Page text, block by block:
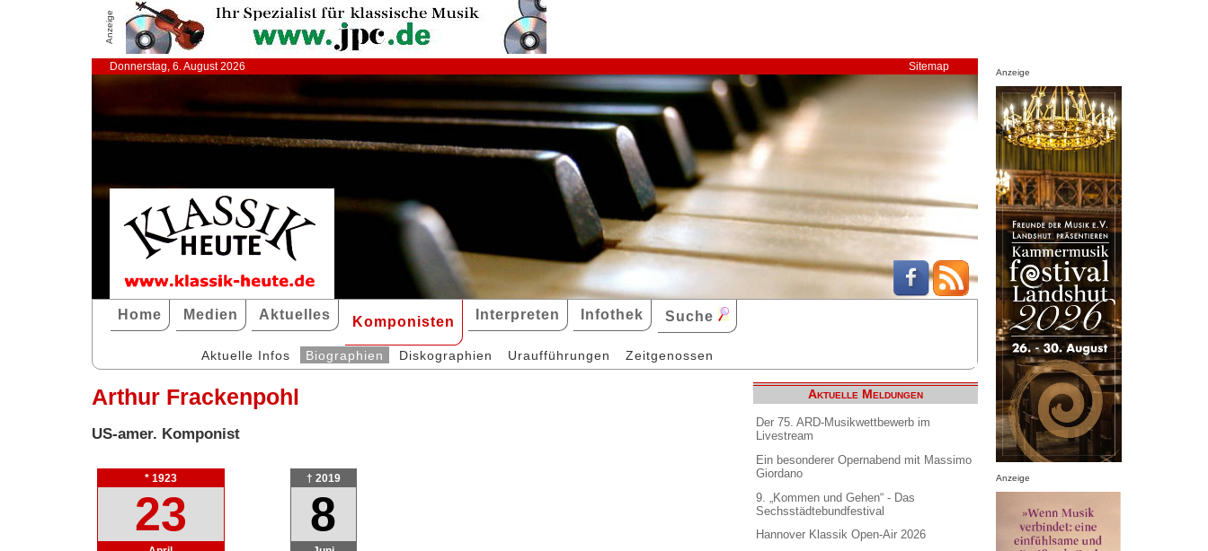
Anzeige
Donnerstag, 6. August 2026 Sitemap
Home Medien Aktuelles Komponisten Interpreten Infothek Suche
Aktuelle Infos Biographien Diskographien Uraufführungen Zeitgenossen
Arthur Frackenpohl
US-amer. Komponist
* 1923
23
† 2019
8
Aktuelle Meldungen
Der 75. ARD-Musikwettbewerb im
Livestream
Ein besonderer Opernabend mit Massimo
Giordano
9. „Kommen und Gehen“ - Das
Sechsstädtebundfestival
Hannover Klassik Open-Air 2026
Anzeige
Anzeige